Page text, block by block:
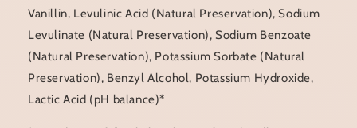
Vanillin, Levulinic Acid (Natural Preservation), Sodium
Levulinate (Natural Preservation), Sodium Benzoate
(Natural Preservation), Potassium Sorbate (Natural
Preservation), Benzyl Alcohol, Potassium Hydroxide,
Lactic Acid (pH balance)*